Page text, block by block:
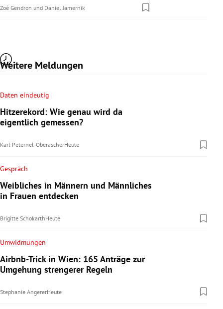
Zoé Gendron und Daniel Jamernik
Weitere Meldungen
Daten eindeutig
Hitzerekord: Wie genau wird da
eigentlich gemessen?
Karl Peternel-OberascherHeute
Gespräch
Weibliches in Männern und Männliches
in Frauen entdecken
Brigitte SchokarthHeute
Umwidmungen
Airbnb-Trick in Wien: 165 Anträge zur
Umgehung strengerer Regeln
Stephanie AngererHeute